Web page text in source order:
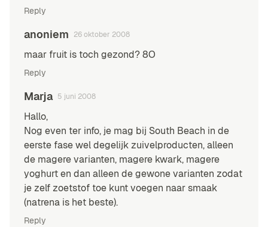
Reply
anoniem 26 oktober 2008
maar fruit is toch gezond? 8O
Reply
Marja 5 juni 2008
Hallo,
Nog even ter info, je mag bij South Beach in de
eerste fase wel degelijk zuivelproducten, alleen
de magere varianten, magere kwark, magere
yoghurt en dan alleen de gewone varianten zodat
je zelf zoetstof toe kunt voegen naar smaak
(natrena is het beste).
Reply